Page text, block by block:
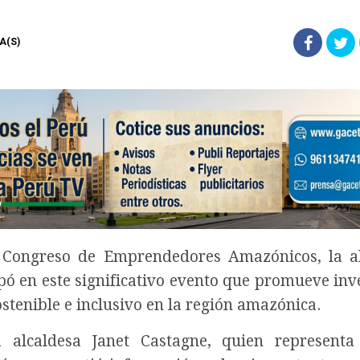
de Emprendedores Amazónicos, la
en este significativo evento que promueve
e inclusivo en la región amazónica.
Janet Castagne, quien